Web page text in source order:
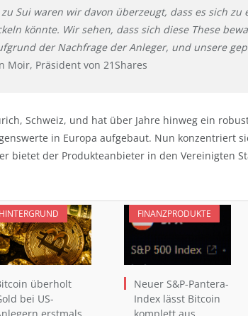
Sui waren wir davon überzeugt, dass es sich
könnte. Wir sehen, dass sich diese These
der Nachfrage der Anleger, und unsere
Moir, Präsident von 21Shares
Schweiz, und hat über Jahre hinweg ein
in Europa aufgebaut. Nun konzentriert
bietet der Produkteanbieter in den Vereinigten
HINTERGRUND
überholt
bei US-
FINANZPRODUKTE
Neuer S&P-Pantera-
Index lässt Bitcoin